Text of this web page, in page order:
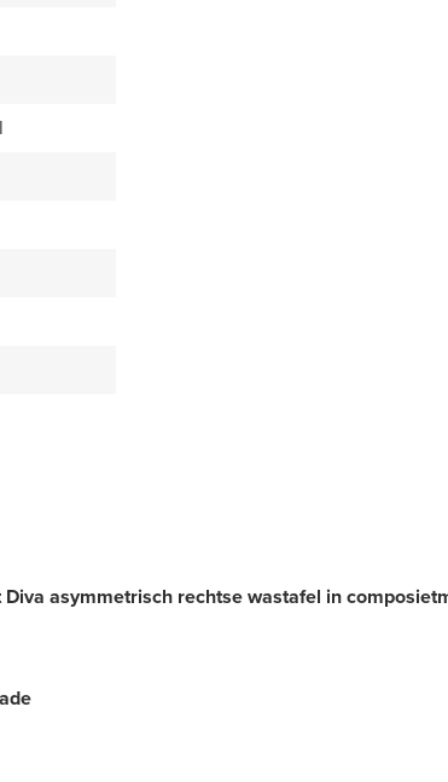
asymmetrisch rechtse wastafel in